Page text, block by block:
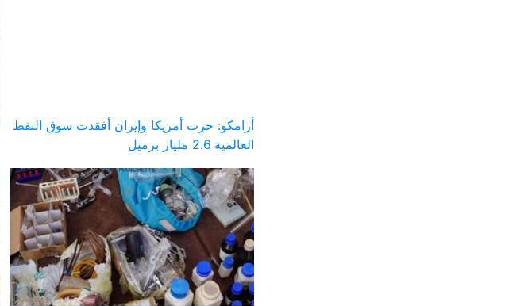
أرامكو: حرب أمريكا وإيران أفقدت سوق النفط
العالمية 2.6 مليار برميل